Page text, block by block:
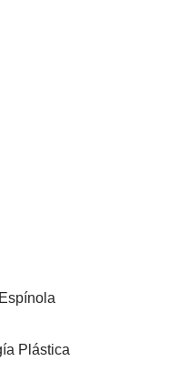
Plástica